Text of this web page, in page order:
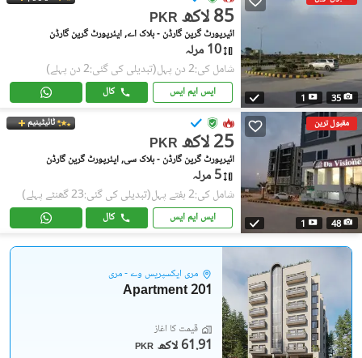
35
1
PKR 85 لاکھ
ائیرپورٹ گرین گارڈن - بلاک اے, ایئرپورٹ گرین گارڈن
10 مرلہ
شامل کی:2 دن پہل (تبدیلی کی گئی:2 دن پہلے)
ایس ایم ایس کال
مقبول ترین
48
1
ٹائیٹینیم
PKR 25 لاکھ
ائیرپورٹ گرین گارڈن - بلاک سی, ایئرپورٹ گرین گارڈن
5 مرلہ
شامل کی:2 ہفتے پہل (تبدیلی کی گئی:23 گھنٹے پہلے)
ایس ایم ایس کال
مری ایکسپریس وے - مری
201 Apartment
قیمت کا آغاز
PKR 61.91 لاکھ